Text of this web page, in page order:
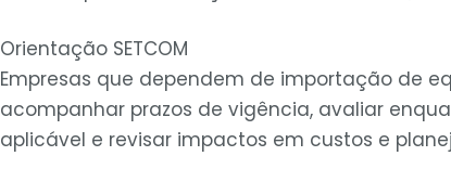
Orientação SETCOM
Empresas que dependem de importação de
acompanhar prazos de vigência, avaliar
aplicável e revisar impactos em custos e